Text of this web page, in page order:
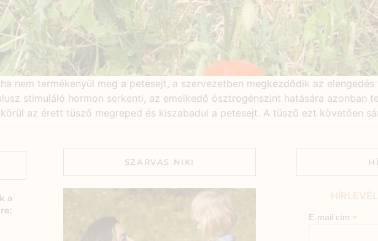
nem termékenyül meg a petesejt, a szervezetben megkezdődik az
stimuláló hormon serkenti, az emelkedő ösztrogénszint hatására azonban
az érett tüsző megreped és kiszabadul a petesejt. A tüsző ezt követően
a
SZARVAS NIKI
E-mail cím *